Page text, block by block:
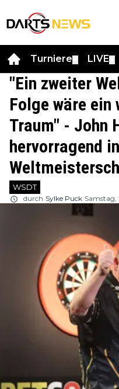
Turniere LIVE
"Ein zweiter
Folge wäre ein
Traum" - John
hervorragend
WSDT
durch Sylke Puck Samstag,